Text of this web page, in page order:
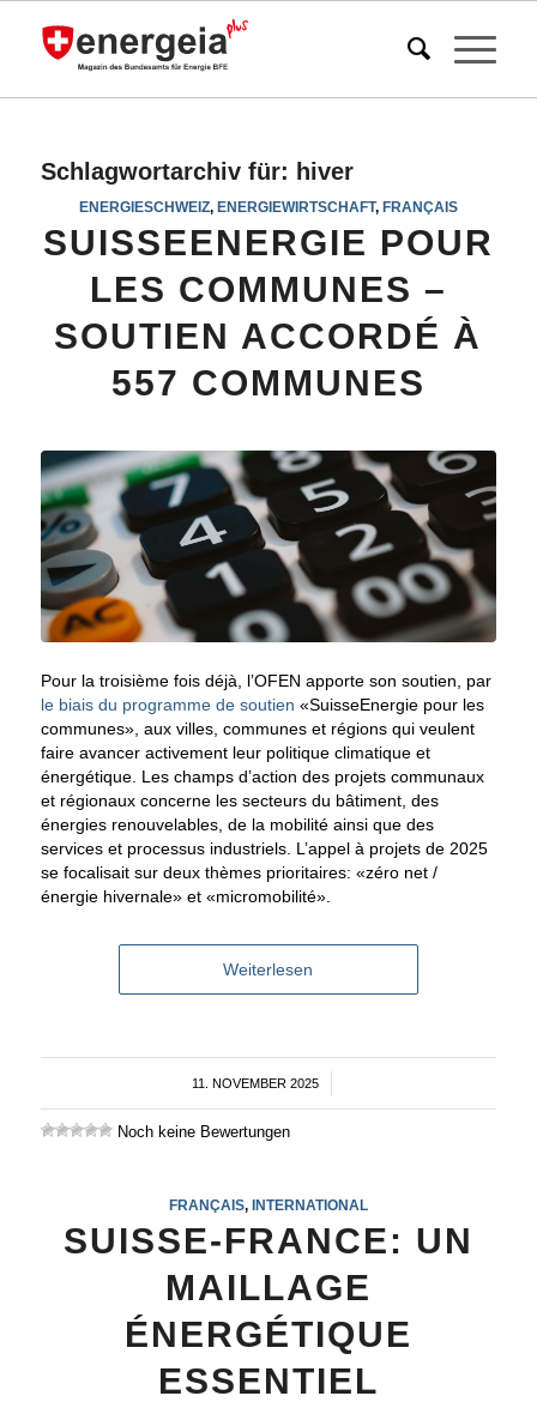
Schlagwortarchiv für: hiver
ENERGIESCHWEIZ, ENERGIEWIRTSCHAFT, FRANÇAIS
SUISSEENERGIE POUR
LES COMMUNES –
SOUTIEN ACCORDÉ À
557 COMMUNES
Pour la troisième fois déjà, l’OFEN apporte son soutien, par
le biais du programme de soutien «SuisseEnergie pour les
communes», aux villes, communes et régions qui veulent
faire avancer activement leur politique climatique et
énergétique. Les champs d’action des projets communaux
et régionaux concerne les secteurs du bâtiment, des
énergies renouvelables, de la mobilité ainsi que des
services et processus industriels. L’appel à projets de 2025
se focalisait sur deux thèmes prioritaires: «zéro net /
énergie hivernale» et «micromobilité».
Weiterlesen
11. NOVEMBER 2025
/
Noch keine Bewertungen
FRANÇAIS, INTERNATIONAL
SUISSE-FRANCE: UN
MAILLAGE
ÉNERGÉTIQUE
ESSENTIEL